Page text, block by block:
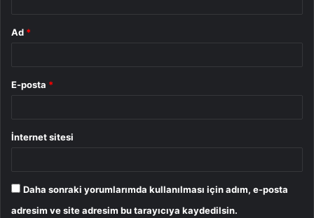
Ad *
E-posta *
İnternet sitesi
Daha sonraki yorumlarımda kullanılması için adım, e-posta
adresim ve site adresim bu tarayıcıya kaydedilsin.